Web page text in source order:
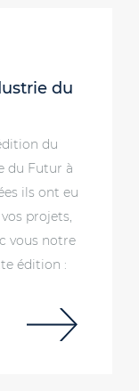
du
du
du Futur à
ils ont eu
projets,
vous notre
édition :